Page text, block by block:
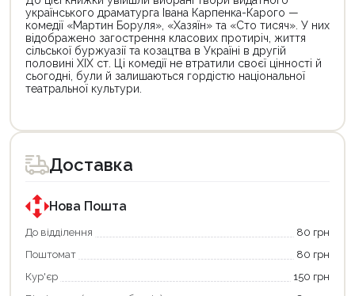
українського драматурга Івана Карпенка-Карого —
комедії «Мартин Боруля», «Хазяїн» та «Сто тисяч». У них
відображено загострення класових протиріч, життя
сільської буржуазії та козацтва в Україні в другій
половині XIX ст. Ці комедії не втратили своєї цінності й
сьогодні, були й залишаються гордістю національної
театральної культури.
товар
для
покупки
державною
програмою
єКнига.
Використовуйте
карту
щоб
товар
для
покупки
державною
програмою
«Національний
кешбек».
покупку
«Національний
Доставка
Нова Пошта
До відділення
80 грн
Поштомат
80 грн
Кур'єр
150 грн